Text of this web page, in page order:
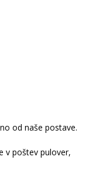
od naše postave.
v poštev pulover,